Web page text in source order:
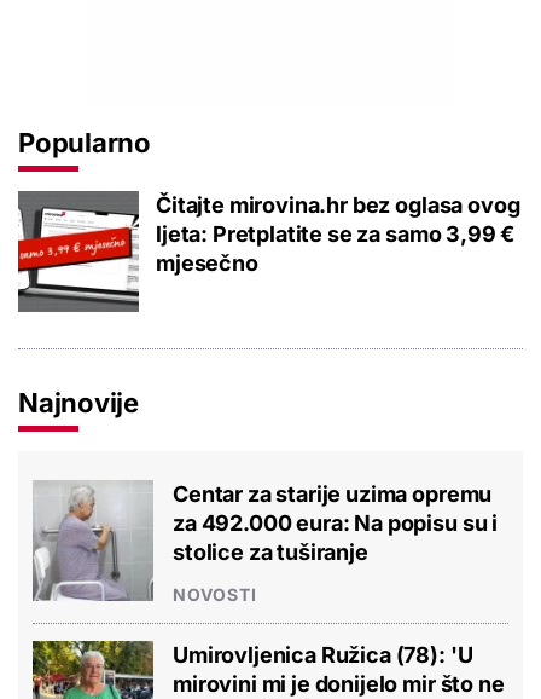
Popularno
Čitajte mirovina.hr bez oglasa ovog
ljeta: Pretplatite se za samo 3,99 €
mjesečno
Najnovije
Centar za starije uzima opremu
za 492.000 eura: Na popisu su i
stolice za tuširanje
NOVOSTI
Umirovljenica Ružica (78): 'U
mirovini mi je donijelo mir što ne